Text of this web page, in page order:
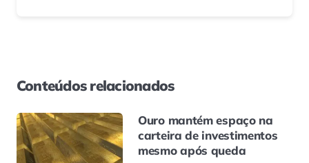
Conteúdos relacionados
Ouro mantém espaço na
carteira de investimentos
mesmo após queda